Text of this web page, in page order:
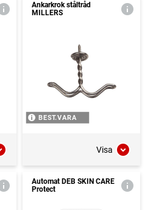
Ankarkrok ståltråd
MILLERS
BEST.VARA
Visa
Automat DEB SKIN CARE
Protect